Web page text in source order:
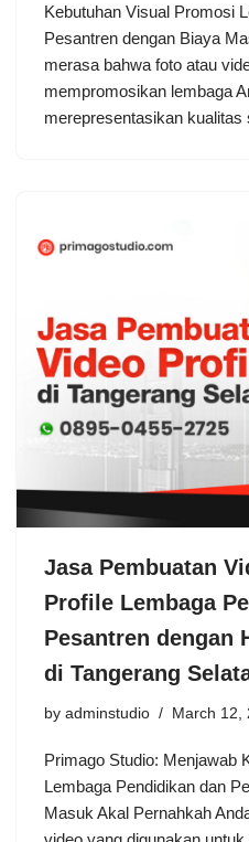
Kebutuhan Visual Promosi
Pesantren dengan Biaya
merasa bahwa foto atau
mempromosikan lembaga
merepresentasikan
Jasa Pembuatan
Profile Lembaga
Pesantren dengan
di Tangerang
by adminstudio March 12,
Primago Studio: Menjawab
Lembaga Pendidikan dan
Masuk Akal Pernahkah